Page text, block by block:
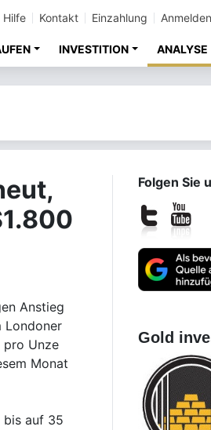
Hilfe Kontakt Einzahlung Anmelden
INVESTITION ANALYSE
Anstieg
Londoner
pro Unze
Monat
bis auf 35
Folgen Sie
Gold